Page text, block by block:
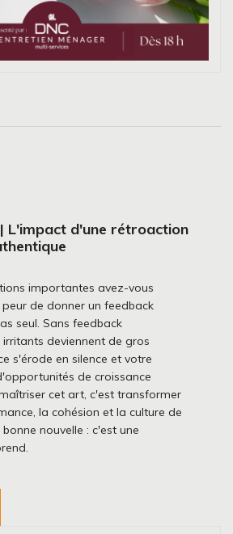
L'impact d'une rétroaction
importantes avez-vous
de donner un feedback
seul. Sans feedback
deviennent de gros
s'érode en silence et votre
de croissance
cet art, c'est transformer
la cohésion et la culture de
nouvelle : c'est une